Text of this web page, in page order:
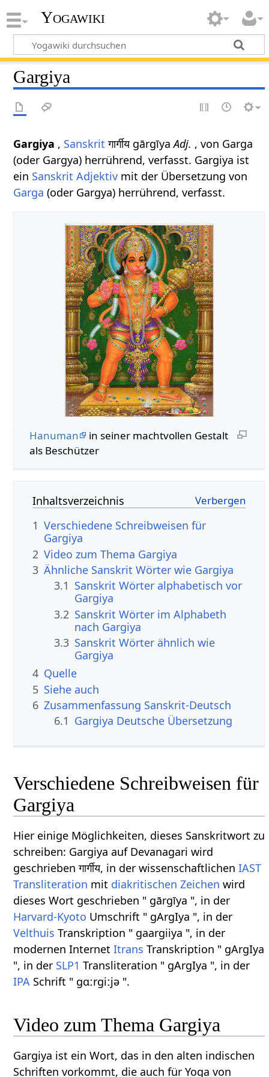
Yogawiki
Gargiya
Gargiya , Sanskrit गार्गीय gārgīyaAdj. , von Garga
(oder Gargya) herrührend, verfasst. Gargiya ist
ein Sanskrit Adjektiv mit der Übersetzung von
Garga (oder Gargya) herrührend, verfasst.
Hanuman
in seiner machtvollen Gestalt
als Beschützer
Inhaltsverzeichnis
1 Verschiedene Schreibweisen für
Gargiya
2 Video zum Thema Gargiya
3 Ähnliche Sanskrit Wörter wie Gargiya
3.1 Sanskrit Wörter alphabetisch vor
Gargiya
3.2 Sanskrit Wörter im Alphabeth
nach Gargiya
3.3 Sanskrit Wörter ähnlich wie
Gargiya
4 Quelle
5 Siehe auch
6 Zusammenfassung Sanskrit-Deutsch
6.1 Gargiya Deutsche Übersetzung
Verschiedene Schreibweisen für
Gargiya
Hier einige Möglichkeiten, dieses Sanskritwort zu
schreiben: Gargiya auf Devanagari wird
geschrieben गार्गीय, in der wissenschaftlichenIAST
Transliteration mit diakritischen Zeichen wird
dieses Wort geschrieben " gārgīya ", in der
Harvard-Kyoto Umschrift " gArgIya ", in der
Velthuis Transkription " gaargiiya ", in der
modernen InternetItrans Transkription " gArgIya
", in der SLP1 Transliteration " gArgIya ", in der
IPA Schrift " ɡɑːrɡiːjə ".
Video zum Thema Gargiya
Gargiya ist ein Wort, das in den alten indischen
Schriften vorkommt, die auch für Yoga von